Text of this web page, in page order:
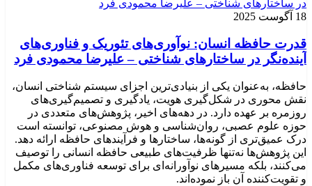
18 آگوست 2025
قدرت حافظه انسان: نوآوری‌های تئوریک و فناوری‌های
آینده‌نگر در ساختارهای شناختی – علیرضا محمودی فرد
حافظه، به‌عنوان یکی از بنیادی‌ترین اجزای سیستم شناختی انسان،
نقش محوری در شکل‌گیری هویت، یادگیری و تصمیم‌گیری‌های
روزمره بر عهده دارد. در دهه‌های اخیر، پژوهش‌های متعددی در
حوزه علوم عصبی، روان‌شناسی و هوش مصنوعی، توانسته‌ است
درک عمیق‌تری از گونه‌ها، ساختارها و فرآیندهای حافظه ارائه دهد.
این پژوهش‌ها نه‌تنها ظرفیت‌های طبیعی حافظه انسانی را توصیف
می‌کنند، بلکه مسیرهای نوآورانه‌ای برای توسعه فناوری‌های مکمل
و تقویت‌کننده آن باز نموده‌اند.